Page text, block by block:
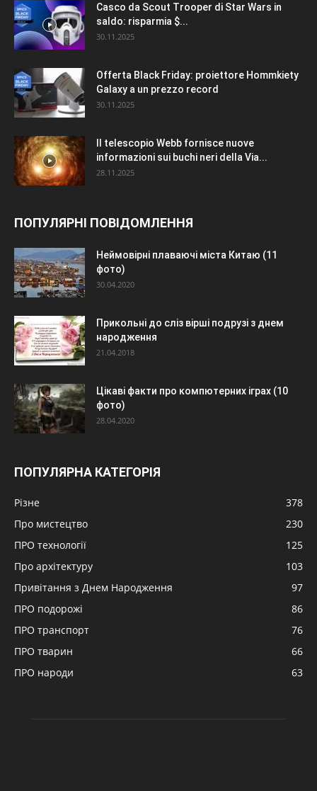
Casco da Scout Trooper di Star Wars in
saldo: risparmia $...
30.11.2025
Offerta Black Friday: proiettore Hommkiety
Galaxy a un prezzo record
30.11.2025
Il telescopio Webb fornisce nuove
informazioni sui buchi neri della Via...
28.11.2025
ПОПУЛЯРНІ ПОВІДОМЛЕННЯ
Неймовірні плаваючі міста Китаю (11
фото)
30.04.2020
Прикольні до сліз вірші подрузі з днем
народження
21.04.2018
Цікаві факти про компютерних іграх (10
фото)
28.04.2020
ПОПУЛЯРНА КАТЕГОРІЯ
Різне
378
Про мистецтво
230
ПРО технології
125
Про архітектуру
103
Привітання з Днем Народження
97
ПРО подорожі
86
ПРО транспорт
76
ПРО тварин
66
ПРО народи
63